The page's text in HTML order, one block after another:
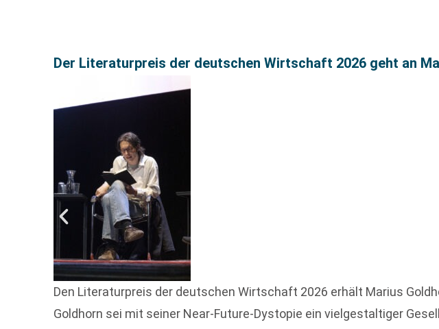
Der Literaturpreis der deutschen Wirtschaft 2026 geht an
Den Literaturpreis der deutschen Wirtschaft 2026 erhält Marius
Goldhorn sei mit seiner Near-Future-Dystopie ein vielgestaltiger